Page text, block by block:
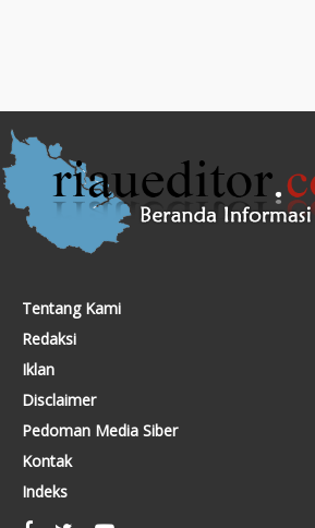
Tentang Kami
Redaksi
Iklan
Disclaimer
Pedoman Media Siber
Kontak
Indeks